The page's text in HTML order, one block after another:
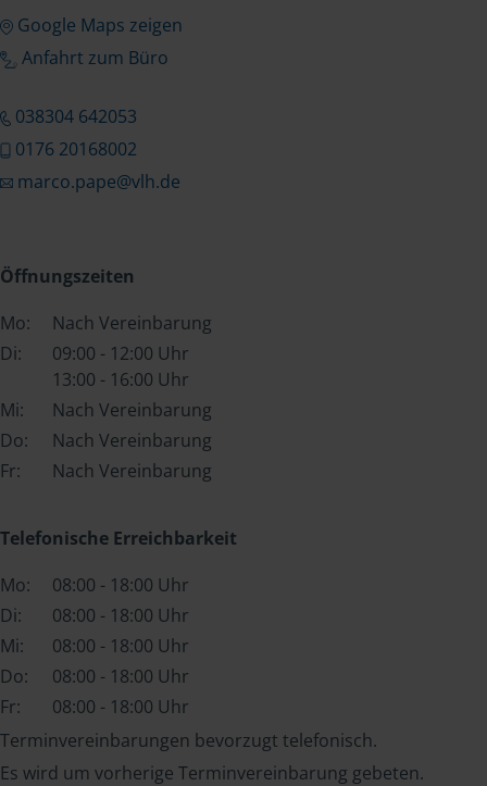
Google Maps zeigen
Anfahrt zum Büro
038304 642053
0176 20168002
marco.pape@vlh.de
Öffnungszeiten
Mo:
Nach Vereinbarung
Di:
09:00 - 12:00 Uhr
13:00 - 16:00 Uhr
Mi:
Nach Vereinbarung
Do:
Nach Vereinbarung
Fr:
Nach Vereinbarung
Telefonische Erreichbarkeit
Mo:
08:00 - 18:00 Uhr
Di:
08:00 - 18:00 Uhr
Mi:
08:00 - 18:00 Uhr
Do:
08:00 - 18:00 Uhr
Fr:
08:00 - 18:00 Uhr
Terminvereinbarungen bevorzugt telefonisch.
Es wird um vorherige Terminvereinbarung gebeten.